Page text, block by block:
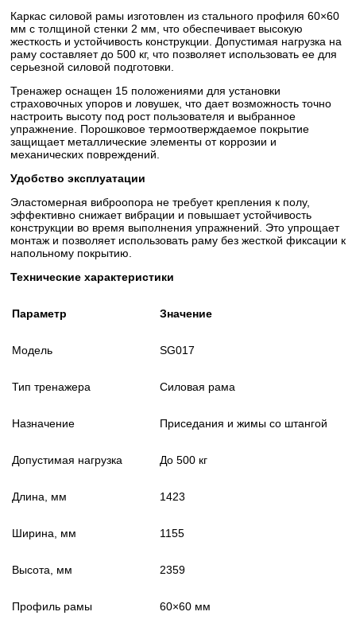
Каркас силовой рамы изготовлен из стального профиля 60×60
мм с толщиной стенки 2 мм, что обеспечивает высокую
жесткость и устойчивость конструкции. Допустимая нагрузка на
раму составляет до 500 кг, что позволяет использовать ее для
серьезной силовой подготовки.
Тренажер оснащен 15 положениями для установки
страховочных упоров и ловушек, что дает возможность точно
настроить высоту под рост пользователя и выбранное
упражнение. Порошковое термоотверждаемое покрытие
защищает металлические элементы от коррозии и
механических повреждений.
Удобство эксплуатации
Эластомерная виброопора не требует крепления к полу,
эффективно снижает вибрации и повышает устойчивость
конструкции во время выполнения упражнений. Это упрощает
монтаж и позволяет использовать раму без жесткой фиксации к
напольному покрытию.
Технические характеристики
Параметр Значение
Модель SG017
Тип тренажера Силовая рама
Назначение Приседания и жимы со штангой
Допустимая нагрузка До 500 кг
Длина, мм 1423
Ширина, мм 1155
Высота, мм 2359
Профиль рамы 60×60 мм